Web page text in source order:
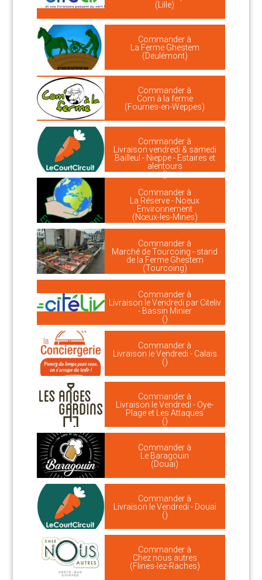
(Lille)
Commander à
La Ferme Ghestem
(Deulémont)
Commander à
Com à la ferme
(Fournes-en-Weppes)
Commander à
Livraison vendredi & samedi
Bailleul - Nieppe - Estaires et
alentours
()
Commander à
La Réserve - Noeux
Environnement
(Nœux-les-Mines)
Commander à
Marché de Tourcoing - stand
de la Ferme Ghestem
(Tourcoing)
Commander à
Livraison le Vendredi par Citeliv
- Bassin Minier
()
Commander à
Livraison le Vendredi - Calais
()
Commander à
Livraison le Vendredi - Oye-
Plage et Les Attaques
()
Commander à
Le Baragouin
(Douai)
Commander à
Livraison le Vendredi - Douai
()
Commander à
Chez nous autres
(Flines-lez-Raches)